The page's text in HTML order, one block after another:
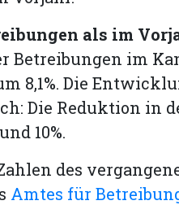
als im
Betreibungen im
8,1%. Die
Die Reduktion in
10%.
des
Amtes für